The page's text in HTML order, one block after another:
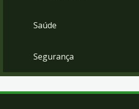
Saúde
Segurança